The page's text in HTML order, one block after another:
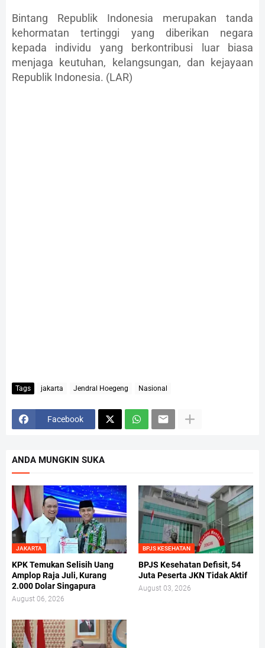
Bintang Republik Indonesia merupakan tanda
kehormatan tertinggi yang diberikan negara
kepada individu yang berkontribusi luar biasa
menjaga keutuhan, kelangsungan, dan kejayaan
Republik Indonesia. (LAR)
Tags jakarta Jendral Hoegeng Nasional
Facebook
ANDA MUNGKIN SUKA
JAKARTA
KPK Temukan Selisih Uang
Amplop Raja Juli, Kurang
2.000 Dolar Singapura
August 06, 2026
BPJS KESEHATAN
BPJS Kesehatan Defisit, 54
Juta Peserta JKN Tidak Aktif
August 03, 2026